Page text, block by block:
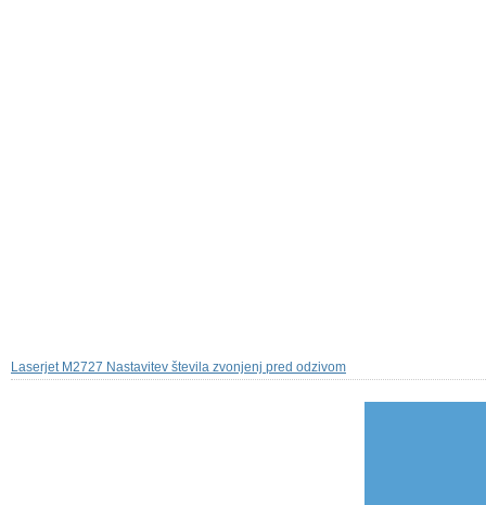
Laserjet M2727 Nastavitev števila zvonjenj pred odzivom